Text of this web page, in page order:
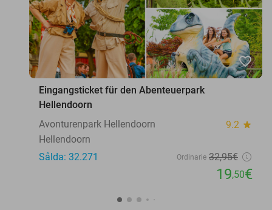
favorite_border
Eingangsticket für den Abenteuerpark
Hellendoorn
Avonturenpark Hellendoorn
9.2 star
Hellendoorn
Sålda: 32.271
Ordinarie 32,95€
19,50€